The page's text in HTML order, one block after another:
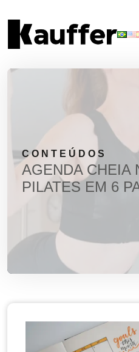
CONTEÚDOS
AGENDA CHEIA
PILATES EM 6